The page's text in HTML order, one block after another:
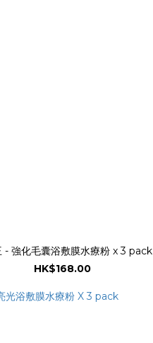
- 強化毛囊浴敷膜水療粉 x 3 pack
HK$168.00